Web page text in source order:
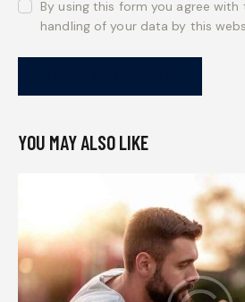
By using this form you agree
handling of your data by this
YOU MAY ALSO LIKE